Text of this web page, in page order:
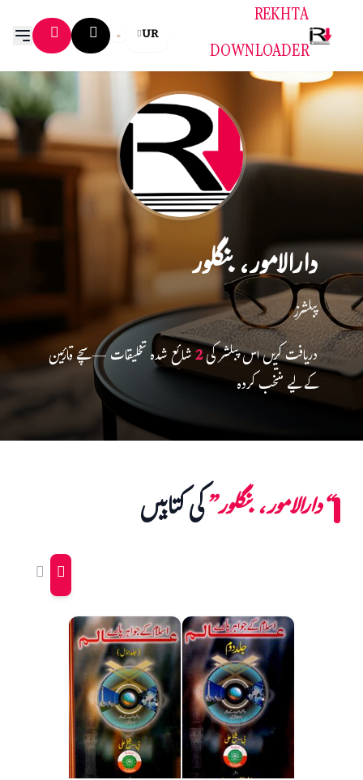
REKHTA
DOWNLOADER
UR
دارالامور، بنگلور
پبلشرز
دریافت کریں اس پبلشر کی2شائع شدہ تخلیقات — سچے قارئین
کے لیے منتخب کردہ
“دارالامور، بنگلور”کی کتابیں